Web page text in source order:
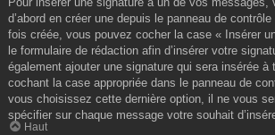
d’abord en créer une depuis le panneau de contrôle
fois créée, vous pouvez cocher la case « Insérer
le formulaire de rédaction afin d’insérer votre
également ajouter une signature qui sera insérée
cochant la case appropriée dans le panneau de
vous choisissez cette dernière option, il ne vous
spécifier sur chaque message votre souhait
Haut